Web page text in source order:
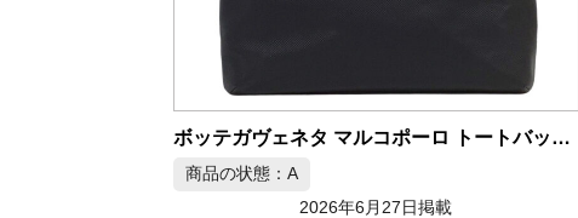
ボッテガヴェネタ マルコポーロ トートバッグ PVC×レザー 黒×茶
商品の状態：A
2026年6月27日掲載